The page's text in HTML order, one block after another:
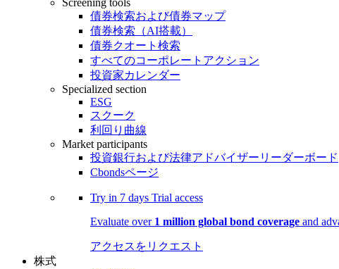
Screening tools
債券検索および債券マップ
債券検索（AI搭載）
債券クオート検索
すべてのコーポレートアクション
投資家カレンダー
Specialized section
ESG
スクーク
利回り曲線
Market participants
投資銀行および法律アドバイザーリーダーボード
Cbondsページ
Try in 7 days Trial access
Evaluate over 1 million global bond coverage and
アクセスをリクエスト
株式